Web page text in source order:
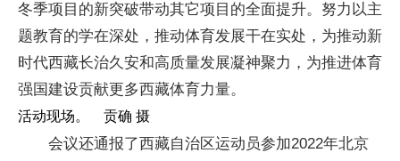
冬季项目的新突破带动其它项目的全面提升。努力以主
题教育的学在深处，推动体育发展干在实处，为推动新
时代西藏长治久安和高质量发展凝神聚力，为推进体育
强国建设贡献更多西藏体育力量。
活动现场。 贡确 摄
会议还通报了西藏自治区运动员参加2022年北京